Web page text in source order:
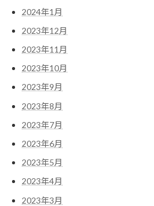
2024年1月
2023年12月
2023年11月
2023年10月
2023年9月
2023年8月
2023年7月
2023年6月
2023年5月
2023年4月
2023年3月